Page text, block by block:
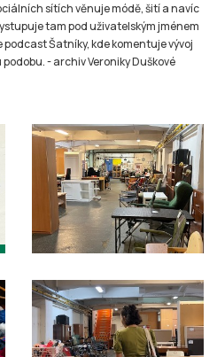
sítích věnuje módě, šití a navíc
tam pod uživatelským jménem
Šatníky, kde komentuje vývoj
podobu.-archiv Veroniky Duškové